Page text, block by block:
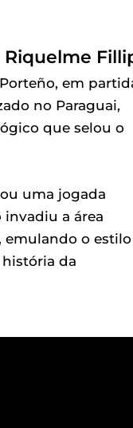
Riquelme
em
no Paraguai,
que selou o
uma jogada
a área
emulando o estilo
da